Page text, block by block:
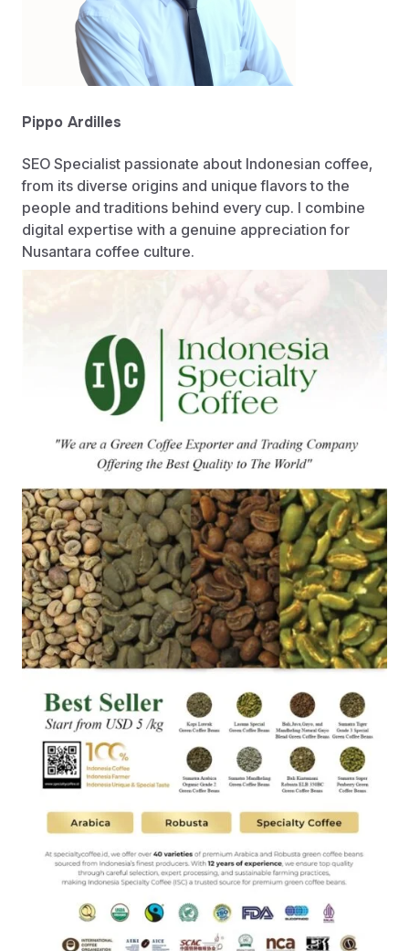
Pippo Ardilles
SEO Specialist passionate about Indonesian coffee,
from its diverse origins and unique flavors to the
people and traditions behind every cup. I combine
digital expertise with a genuine appreciation for
Nusantara coffee culture.